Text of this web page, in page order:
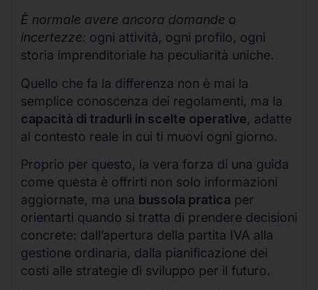
È normale avere ancora domande o
incertezze: ogni attività, ogni profilo, ogni
storia imprenditoriale ha peculiarità uniche.
Quello che fa la differenza non è mai la
semplice conoscenza dei regolamenti, ma la
capacità di tradurli in scelte operative, adatte
al contesto reale in cui ti muovi ogni giorno.
Proprio per questo, la vera forza di una guida
come questa è offrirti non solo informazioni
aggiornate, ma una bussola pratica per
orientarti quando si tratta di prendere decisioni
concrete: dall’apertura della partita IVA alla
gestione ordinaria, dalla pianificazione dei
costi alle strategie di sviluppo per il futuro.